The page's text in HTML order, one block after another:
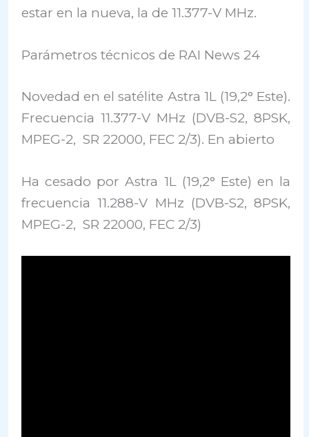
estar en la nueva, la de 11.377-V MHz.
Parámetros técnicos de RAI News 24
Novedad en el satélite Astra 1L (19,2° Este).
Frecuencia 11.377-V MHz (DVB-S2, 8PSK,
MPEG-2, SR 22000, FEC 2/3). En abierto
Ha cesado por Astra 1L (19,2° Este) en la
frecuencia 11.288-V MHz (DVB-S2, 8PSK,
MPEG-2, SR 22000, FEC 2/3)